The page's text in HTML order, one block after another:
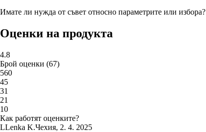
Имате ли нужда от съвет относно параметрите или избора?
Оценки на продукта
4.8
Брой оценки (67)
560
45
31
21
10
Как работят оценките?
LLenka K.Чехия, 2. 4. 2025